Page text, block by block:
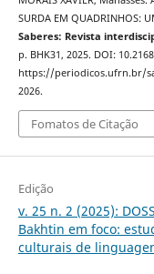
SURDA EM QUADRINHOS:
Saberes: Revista
p. BHK31, 2025. DOI:
https://periodicos.ufrn.br/
2026.
Fomatos de Citação
Edição
v. 25 n. 2 (2025):
Bakhtin em foco:
culturais de